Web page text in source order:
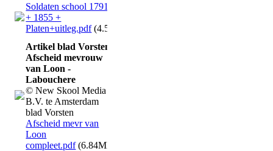
Soldaten school 1791-1833
+ 1855 +
Platen+uitleg.pdf(4.59MB)
Artikel blad Vorsten:
Afscheid mevrouw
van Loon -
Labouchere
© New Skool Media
B.V. te Amsterdam
blad Vorsten
Afscheid mevr van
Loon
compleet.pdf(6.84MB)